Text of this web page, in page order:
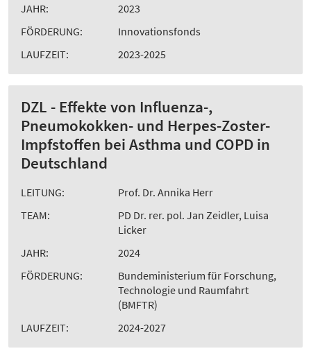
JAHR:
2023
FÖRDERUNG:
Innovationsfonds
LAUFZEIT:
2023-2025
DZL - Effekte von Influenza-,
Pneumokokken- und Herpes-Zoster-
Impfstoffen bei Asthma und COPD in
Deutschland
LEITUNG:
Prof. Dr. Annika Herr
TEAM:
PD Dr. rer. pol. Jan Zeidler, Luisa
Licker
JAHR:
2024
FÖRDERUNG:
Bundeministerium für Forschung,
Technologie und Raumfahrt
(BMFTR)
LAUFZEIT:
2024-2027